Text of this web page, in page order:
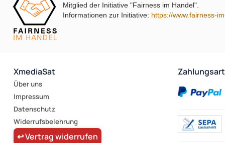
Mitglied der Initiative "Fairness im Handel".
Informationen zur Initiative: https://www.fairness-
XmediaSat
Über uns
Impressum
Datenschutz
Widerrufsbelehrung
↩ Vertrag widerrufen